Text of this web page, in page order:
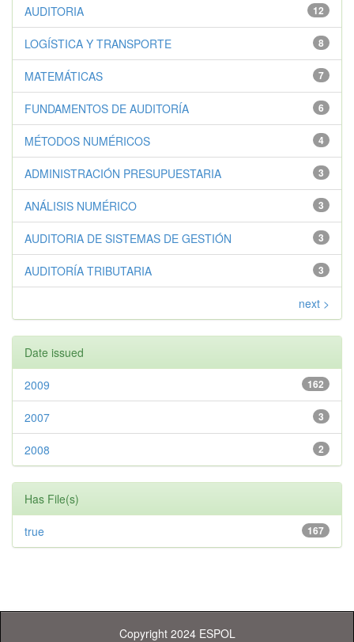
12
AUDITORIA
8
LOGÍSTICA Y TRANSPORTE
7
MATEMÁTICAS
6
FUNDAMENTOS DE AUDITORÍA
4
MÉTODOS NUMÉRICOS
3
ADMINISTRACIÓN PRESUPUESTARIA
3
ANÁLISIS NUMÉRICO
3
AUDITORIA DE SISTEMAS DE GESTIÓN
3
AUDITORÍA TRIBUTARIA
next >
Date issued
162
2009
3
2007
2
2008
Has File(s)
167
true
Copyright 2024 ESPOL